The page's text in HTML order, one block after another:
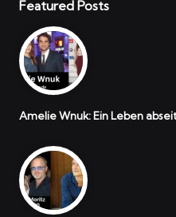
Featured Posts
Amelie Wnuk: Ein Leben